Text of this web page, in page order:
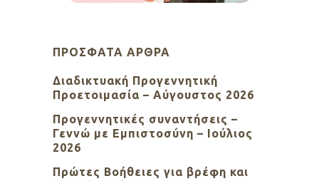
ΠΡΌΣΦΑΤΑ ΆΡΘΡΑ
Διαδικτυακή Προγεννητική
Προετοιμασία – Αύγουστος 2026
Προγεννητικές συναντήσεις –
Γεννώ με Εμπιστοσύνη – Ιούλιος
2026
Πρώτες Βοήθειες για βρέφη και